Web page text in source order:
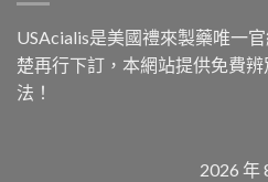
USAcialis是美國禮來製藥唯一
楚再行下訂，本網站提供免費
法！
2026 年